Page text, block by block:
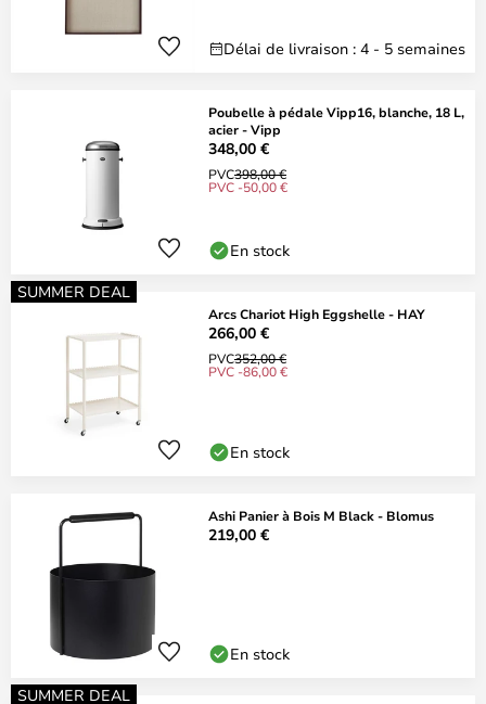
Délai de livraison : 4 - 5 semaines
Poubelle à pédale Vipp16, blanche, 18 L,
acier - Vipp
348,00 €
PVC398,00 €
PVC -50,00 €
En stock
SUMMER DEAL
Arcs Chariot High Eggshelle - HAY
266,00 €
PVC352,00 €
PVC -86,00 €
En stock
Ashi Panier à Bois M Black - Blomus
219,00 €
En stock
SUMMER DEAL